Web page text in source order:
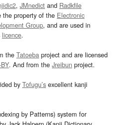
, JMnedict and Radkfile
the property of the Electronic
Group, and are used in
licence.
the Tatoeba project and are licensed
. And from the Jreibun project.
by Tofugu’s excellent kanji
by Patterns) system for